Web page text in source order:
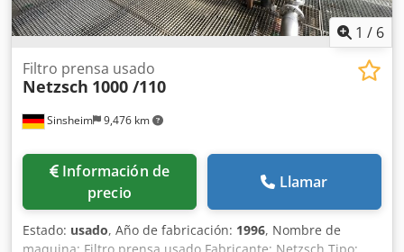
1 / 6
Sinsheim 9,476 km
Filtro prensa usado
Netzsch 1000 /110
Información de
precio
Llamar
Estado: usado, Año de fabricación: 1996, Nombre de